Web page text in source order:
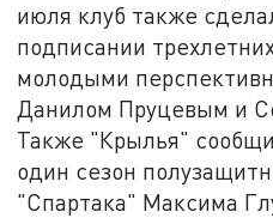
июля клуб также
подписании
молодыми
Данилом Пруцевым и
Также "Крылья"
один сезон
"Спартака" Максима